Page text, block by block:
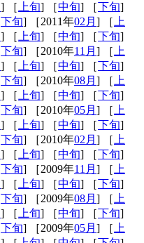
] ［ 上旬] ［中旬] ［下旬]
下旬] ［2011年02月 ] ［ 上
] ［ 上旬] ［中旬] ［下旬]
下旬] ［2010年11月 ] ［ 上
] ［ 上旬] ［中旬] ［下旬]
下旬] ［2010年08月 ] ［ 上
] ［ 上旬] ［中旬] ［下旬]
下旬] ［2010年05月 ] ［ 上
] ［ 上旬] ［中旬] ［下旬]
下旬] ［2010年02月 ] ［ 上
] ［ 上旬] ［中旬] ［下旬]
下旬] ［2009年11月 ] ［ 上
] ［ 上旬] ［中旬] ［下旬]
下旬] ［2009年08月 ] ［ 上
] ［ 上旬] ［中旬] ［下旬]
下旬] ［2009年05月 ] ［ 上